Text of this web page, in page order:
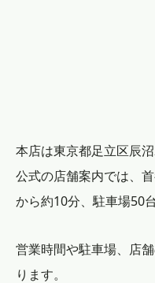
本店は東京都足立区辰沼
公式の店舗案内では、
から約10分、駐車場50
営業時間や駐車場、店
ります。